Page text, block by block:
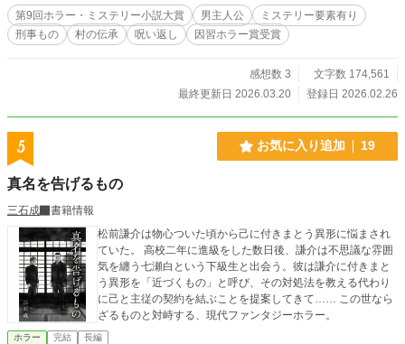
娘のすれ違い。母親の不倫。さらに非協力的な学校の対応。
これは本当に事故なのか、あるいは仕組まれた事件なのか、
はたまた行方不明となった少女の呪いなのか…… 「失踪届を
地主の老女。 「誰かが河童さまを怒らせた」と言う不気味な
老人。 「あそこの話は禁忌なんだ」と、頑なに秘密を守ろう
する。だが、事件の影には、村の暗い歴史が隠されていた。
◇ そして事件解決から12年経った今。 多嶋は事件の本当の結
表現等の修正をする事があります。 ＊エブリスタ掲載作品を
第9回ホラー・ミステリー小説大賞 男主人公
ミステリー要素有り
刑事もの
村の伝承 呪い返し 因習ホラー賞受賞
感想数 3
文字数 174,561
最終更新日 2026.03.20
登録日 2026.02.26
5 お気に入り追加 19
真名を告げるもの
三石成
書籍情報
松前謙介は物心ついた頃から己に付きまとう異形に悩まされ
ていた。 高校二年に進級をした数日後、謙介は不思議な雰囲
気を纏う七瀬白という下級生と出会う。彼は謙介に付きまと
う異形を「近づくもの」と呼び、その対処法を教える代わり
に己と主従の契約を結ぶことを提案してきて…… この世なら
ざるものと対峙する、現代ファンタジーホラー。
ホラー 完結 長編